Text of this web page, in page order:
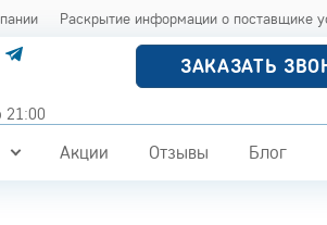
Раскрытие информации о поставщике
21:00
ЗАКАЗАТЬ
Акции Отзывы Блог